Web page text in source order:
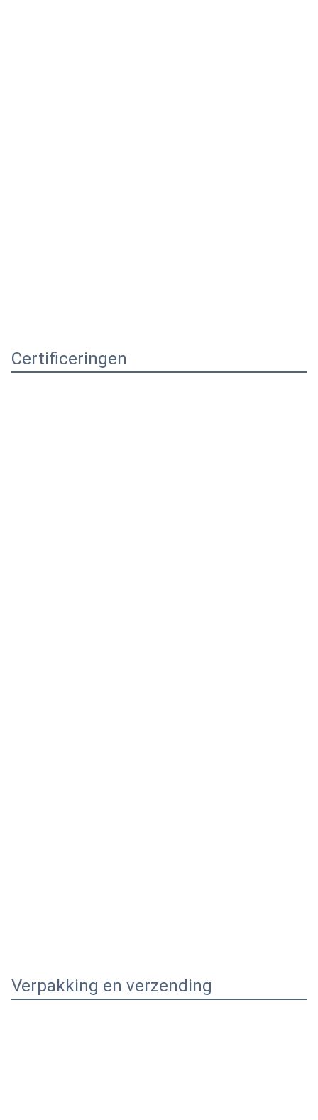
Certificeringen
Verpakking en verzending